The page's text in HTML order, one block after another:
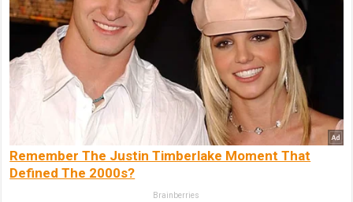
Remember The Justin Timberlake Moment That
Defined The 2000s?
Brainberries